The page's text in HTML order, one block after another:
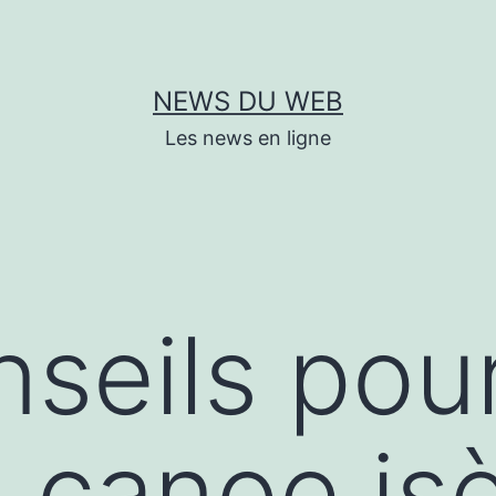
NEWS DU WEB
Les news en ligne